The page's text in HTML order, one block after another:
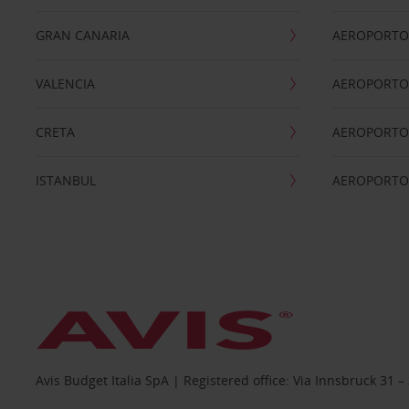
GRAN CANARIA
VALENCIA
CRETA
ISTANBUL
Avis Budget Italia SpA | Registered office: Via Innsbruck 31